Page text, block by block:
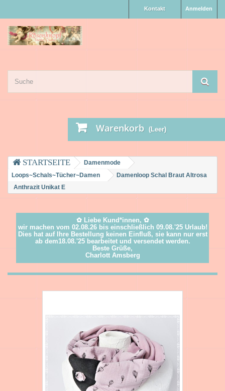
Anmelden
Kontakt
Warenkorb (Leer)
Damenmode
Loops~Schals~Tücher~Damen
Damenloop Schal Braut Altrosa
Anthrazit Unikat E
✿ Liebe Kund*innen, ✿
wir machen vom 02.08.26 bis einschließlich 09.08.'25 Urlaub!
Dies hat auf Ihre Bestellung keinen Einfluß, sie kann nur erst
ab dem18.08.'25 bearbeitet und versendet werden.
Beste Grüße,
Charlott Amsberg